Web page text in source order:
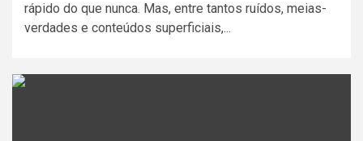
rápido do que nunca. Mas, entre tantos ruídos, meias-
verdades e conteúdos superficiais,...